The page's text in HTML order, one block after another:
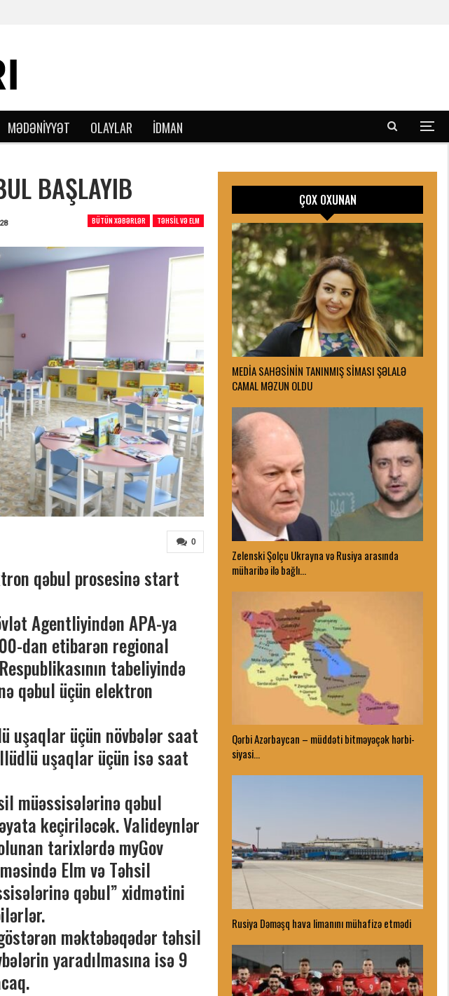
MƏDƏNIYYƏT OLAYLAR İDMAN
BAŞLAYIB
BÜTÜN XƏBƏRLƏR TƏHSIL VƏ ELM
0
qəbul prosesinə start
Agentliyindən APA-ya
dan etibarən regional
tabeliyində
qəbul üçün elektron
uşaqlar üçün növbələr saat
uşaqlar üçün isə saat
müəssisələrinə qəbul
keçiriləcək. Valideynlər
tarixlərdə myGov
Elm və Təhsil
qəbul” xidmətini
məktəbəqədər təhsil
yaradılmasına isə 9
ÇOX OXUNAN
MEDİA SAHƏSİNİN TANINMIŞ SİMASI ŞƏLALƏ
CAMAL MƏZUN OLDU
Zelenski Şolçu Ukrayna və Rusiya arasında
müharibə ilə bağlı…
Qərbi Azərbaycan – müddəti bitməyəçək hərbi-
siyasi…
Rusiya Dəməşq hava limanını mühafizə etmədi